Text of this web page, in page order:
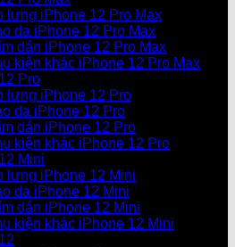
lưng iPhone 12 Pro Max
da iPhone 12 Pro Max
dán iPhone 12 Pro Max
kiện khác iPhone 12 Pro Max
Pro
lưng iPhone 12 Pro
da iPhone 12 Pro
dán iPhone 12 Pro
kiện khác iPhone 12 Pro
Mini
lưng iPhone 12 Mini
da iPhone 12 Mini
dán iPhone 12 Mini
kiện khác iPhone 12 Mini